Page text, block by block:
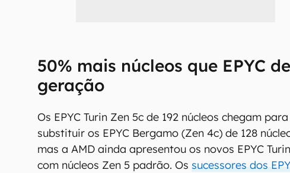
50% mais núcleos que EPYC
geração
Os EPYC Turin Zen 5c de 192 núcleos chegam para
substituir os EPYC Bergamo (Zen 4c) de 128
mas a AMD ainda apresentou os novos EPYC Turin
com núcleos Zen 5 padrão. Ossucessores dos